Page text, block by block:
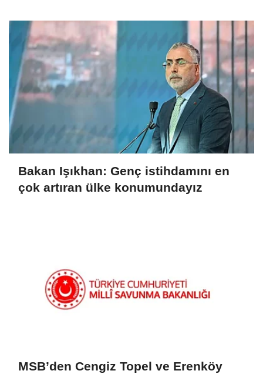
Bakan Işıkhan: Genç istihdamını en
çok artıran ülke konumundayız
MSB’den Cengiz Topel ve Erenköy